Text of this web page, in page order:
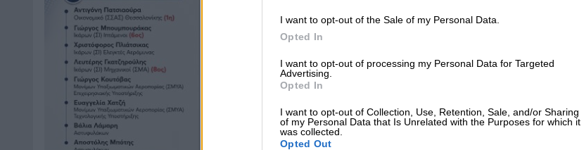
I want to opt-out of the Sale of my Personal Data.
Opted In
I want to opt-out of processing my Personal Data for Targeted
Advertising.
Opted In
I want to opt-out of Collection, Use, Retention, Sale, and/or Sharing
of my Personal Data that Is Unrelated with the Purposes for which it
was collected.
Opted Out